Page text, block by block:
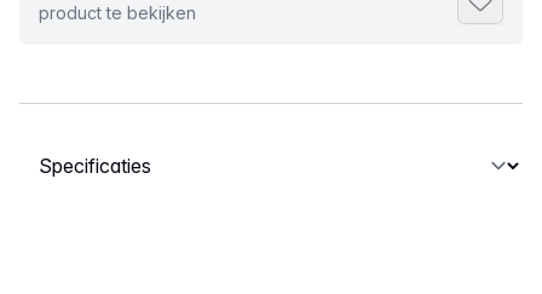
product te bekijken
Selecteer een tabblad